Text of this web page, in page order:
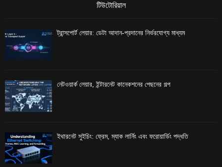
টিউটোরিয়াল
ট্রান্সপোর্ট লেয়ার: ডেটা আদান-প্রদানের নির্ভরযোগ্য মাধ্যম
নেটওয়ার্ক লেয়ার, ইন্টারনেট কানেকশনের পেছনের গল্প
ইথারনেট সুইচিং: ফ্রেম, ম্যাক লার্নিং এবং ফরোয়ার্ডিং পদ্ধতি